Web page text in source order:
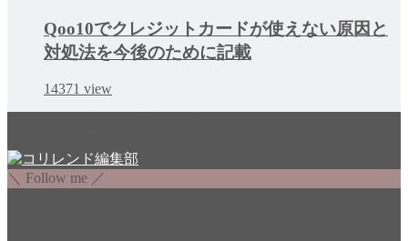
Qoo10でクレジットカードが使えない原因と
対処法を今後のために記載
14371 view
＼ Follow me ／